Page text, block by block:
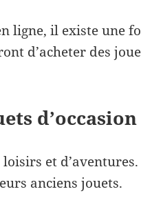
ligne, il existe une
d’acheter des
d’occasion
et
anciens jouets.